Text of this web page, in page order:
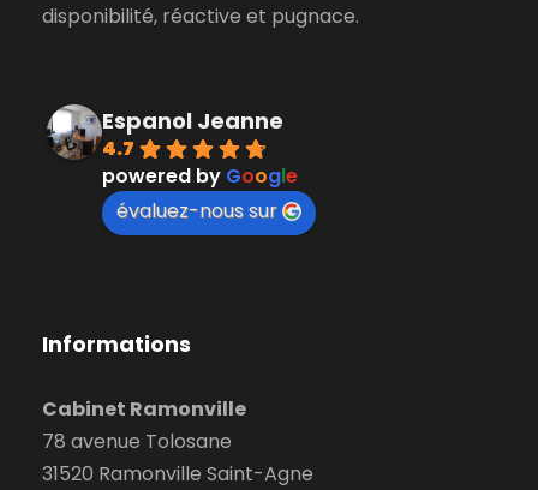
disponibilité, réactive et pugnace.
Espanol Jeanne
4.7
powered by Google
évaluez-nous sur
Informations
Cabinet Ramonville
78 avenue Tolosane
31520 Ramonville Saint-Agne